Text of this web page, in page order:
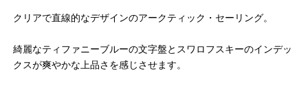
クリアで直線的なデザインのアークティック・セーリング。
綺麗なティファニーブルーの文字盤とスワロフスキーのインデッ
クスが爽やかな上品さを感じさせます。